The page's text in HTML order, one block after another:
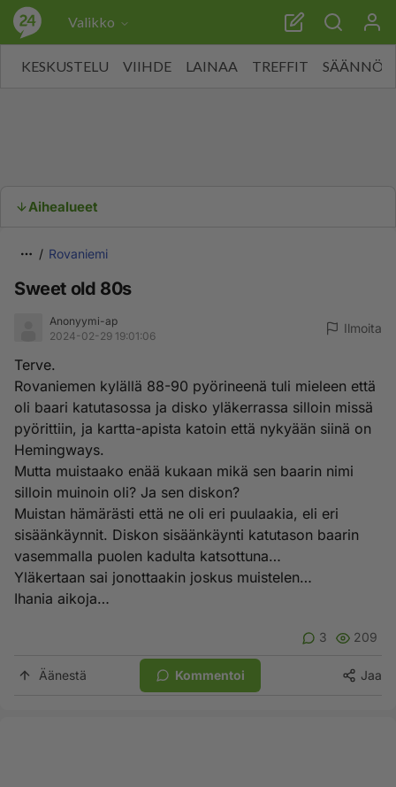
Valikko
KESKUSTELU VIIHDE LAINAA TREFFIT SÄÄNNÖT
Aihealueet
Rovaniemi
Sweet old 80s
Anonyymi-ap
2024-02-29 19:01:06
Ilmoita
Terve.
Rovaniemen kylällä 88-90 pyörineenä tuli mieleen että
oli baari katutasossa ja disko yläkerrassa silloin missä
pyörittiin, ja kartta-apista katoin että nykyään siinä on
Hemingways.
Mutta muistaako enää kukaan mikä sen baarin nimi
silloin muinoin oli? Ja sen diskon?
Muistan hämärästi että ne oli eri puulaakia, eli eri
sisäänkäynnit. Diskon sisäänkäynti katutason baarin
vasemmalla puolen kadulta katsottuna…
Yläkertaan sai jonottaakin joskus muistelen…
Ihania aikoja…
3 209
Äänestä Kommentoi Jaa